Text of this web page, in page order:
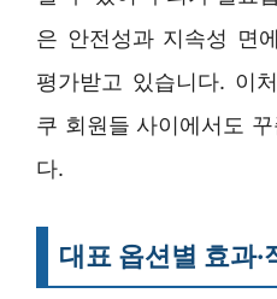
은 안전성과 지속성 면
평가받고 있습니다. 이
쿠 회원들 사이에서도
다.
대표 옵션별 효과